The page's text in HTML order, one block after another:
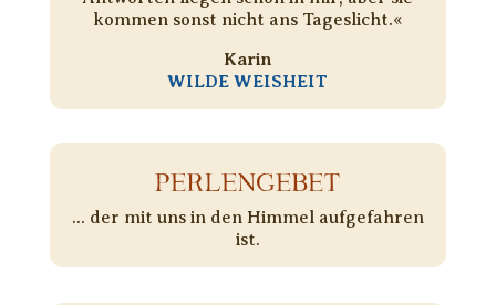
kommen sonst nicht ans Tageslicht.«
Karin
WILDE WEISHEIT
PERLENGEBET
... der mit uns in den Himmel aufgefahren
ist.